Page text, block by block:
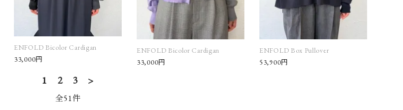
ENFOLD Bicolor Cardigan
33,000円
ENFOLD Bicolor Cardigan
33,000円
ENFOLD Box Pullover
53,900円
1 2 3 >
全51件